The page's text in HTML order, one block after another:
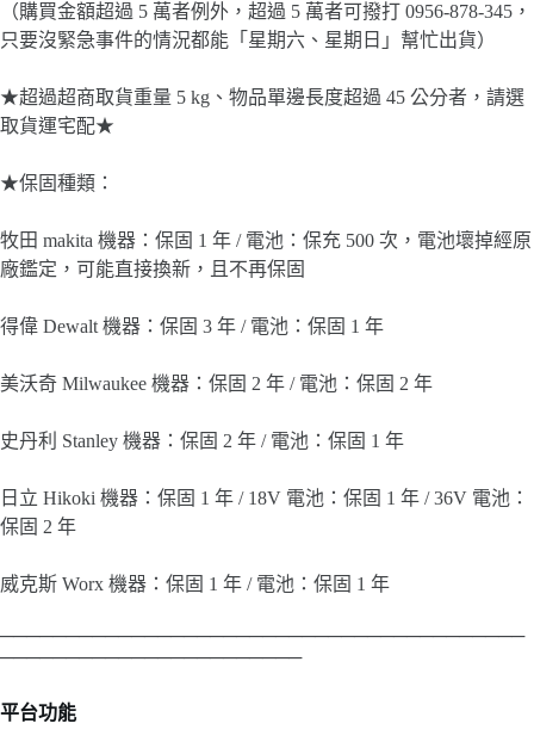
（購買金額超過 5 萬者例外，超過 5 萬者可撥打 0956-878-345，
只要沒緊急事件的情況都能「星期六、星期日」幫忙出貨）
★超過超商取貨重量 5 kg、物品單邊長度超過 45 公分者，請選
取貨運宅配★
★保固種類：
牧田 makita 機器：保固 1 年 / 電池：保充 500 次，電池壞掉經原
廠鑑定，可能直接換新，且不再保固
得偉 Dewalt 機器：保固 3 年 / 電池：保固 1 年
美沃奇 Milwaukee 機器：保固 2 年 / 電池：保固 2 年
史丹利 Stanley 機器：保固 2 年 / 電池：保固 1 年
日立 Hikoki 機器：保固 1 年 / 18V 電池：保固 1 年 / 36V 電池：
保固 2 年
威克斯 Worx 機器：保固 1 年 / 電池：保固 1 年
────────────────────────────────────────
───────────────────────
平台功能